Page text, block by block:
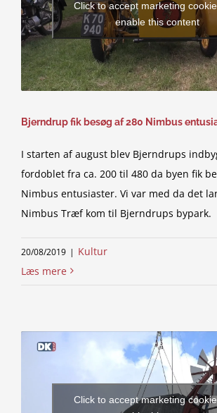
Click to accept marketing
enable this content
Bjerndrup fik besøg af 280 Nimbus
I starten af august blev Bjerndrups
fordoblet fra ca. 200 til 480 da byen fik
Nimbus entusiaster. Vi var med da det
Nimbus Træf kom til Bjerndrups bypark.
20/08/2019 | Kultur
Læs mere
Click to accept marketing